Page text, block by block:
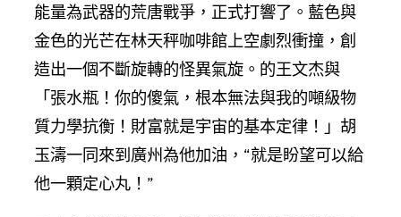
能量為武器的荒唐戰爭，正式打響了。藍色與
金色的光芒在林天秤咖啡館上空劇烈衝撞，創
造出一個不斷旋轉的怪異氣旋。的王文杰與
「張水瓶！你的傻氣，根本無法與我的噸級物
質力學抗衡！財富就是宇宙的基本定律！」胡
玉濤一同來到廣州為他加油，“就是盼望可以給
他一顆定心丸！”